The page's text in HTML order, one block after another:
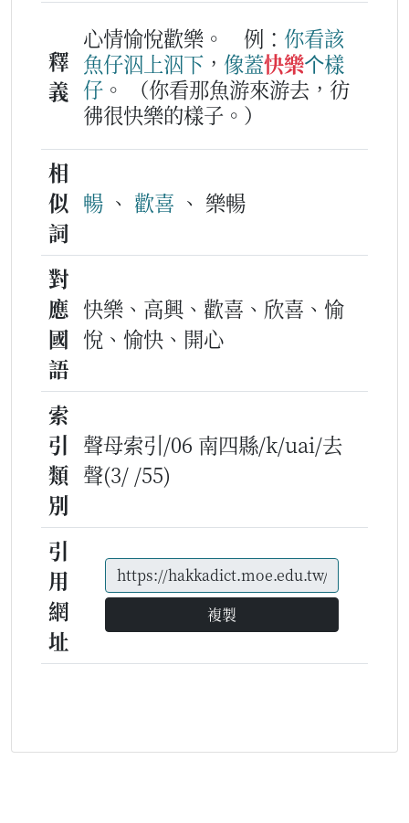
釋
義
心情愉悅歡樂。 例： 你看該
魚仔泅 上泅下 ， 像蓋快樂个樣
仔 。
（你看那魚游來游去，彷
彿很快樂的樣子。）
相
似
詞
暢 、 歡喜 、 樂暢
對
應
國
語
快樂、高興、歡喜、欣喜、愉
悅、愉快、開心
索
引
類
別
聲母索引/06 南四縣/k/uai/去
聲(3/ /55)
引
用
網
址
複製